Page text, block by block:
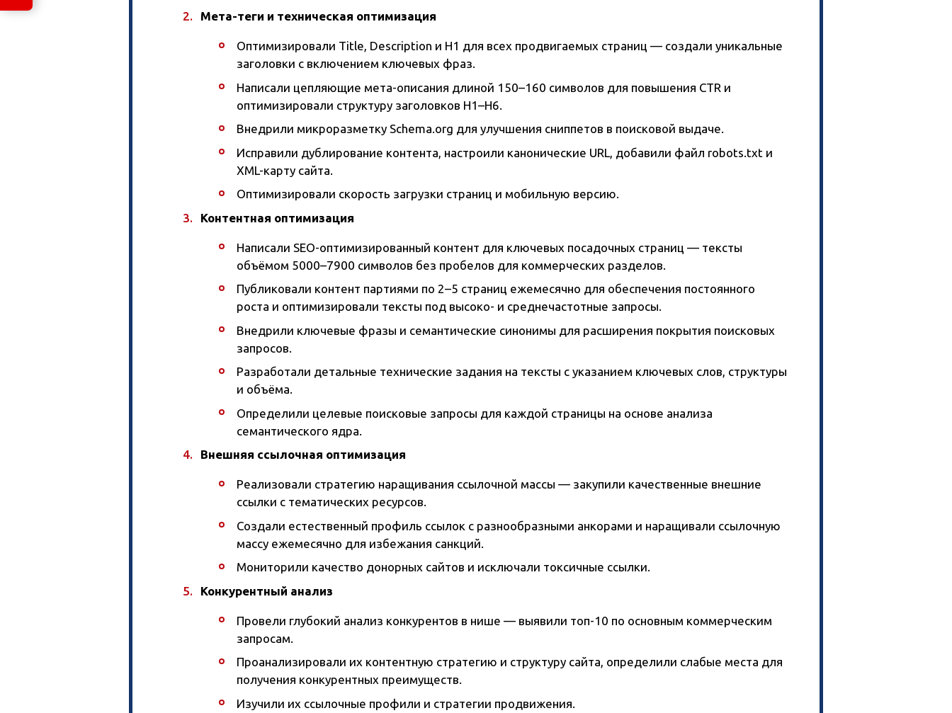
Мета-теги и техническая оптимизация
Оптимизировали Title, Description и H1 для всех продвигаемых страниц — создали уникальные
заголовки с включением ключевых фраз.
Написали цепляющие мета-описания длиной 150–160 символов для повышения CTR и
оптимизировали структуру заголовков H1–H6.
Внедрили микроразметку Schema.org для улучшения сниппетов в поисковой выдаче.
Исправили дублирование контента, настроили канонические URL, добавили файл robots.txt и
XML-карту сайта.
Оптимизировали скорость загрузки страниц и мобильную версию.
Контентная оптимизация
Написали SEO-оптимизированный контент для ключевых посадочных страниц — тексты
объёмом 5000–7900 символов без пробелов для коммерческих разделов.
Публиковали контент партиями по 2–5 страниц ежемесячно для обеспечения постоянного
роста и оптимизировали тексты под высоко- и среднечастотные запросы.
Внедрили ключевые фразы и семантические синонимы для расширения покрытия поисковых
запросов.
Разработали детальные технические задания на тексты с указанием ключевых слов, структуры
и объёма.
Определили целевые поисковые запросы для каждой страницы на основе анализа
семантического ядра.
Внешняя ссылочная оптимизация
Реализовали стратегию наращивания ссылочной массы — закупили качественные внешние
ссылки с тематических ресурсов.
Создали естественный профиль ссылок с разнообразными анкорами и наращивали ссылочную
массу ежемесячно для избежания санкций.
Мониторили качество донорных сайтов и исключали токсичные ссылки.
Конкурентный анализ
Провели глубокий анализ конкурентов в нише — выявили топ-10 по основным коммерческим
запросам.
Проанализировали их контентную стратегию и структуру сайта, определили слабые места для
получения конкурентных преимуществ.
Изучили их ссылочные профили и стратегии продвижения.